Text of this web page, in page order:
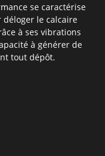
se caractérise
le calcaire
à ses vibrations
à générer de
tout dépôt.